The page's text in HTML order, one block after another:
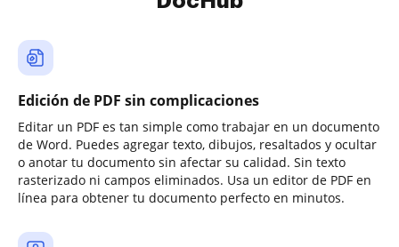
Edición de PDF sin complicaciones
Editar un PDF es tan simple como trabajar en un documento
de Word. Puedes agregar texto, dibujos, resaltados y ocultar
o anotar tu documento sin afectar su calidad. Sin texto
rasterizado ni campos eliminados. Usa un editor de PDF en
línea para obtener tu documento perfecto en minutos.